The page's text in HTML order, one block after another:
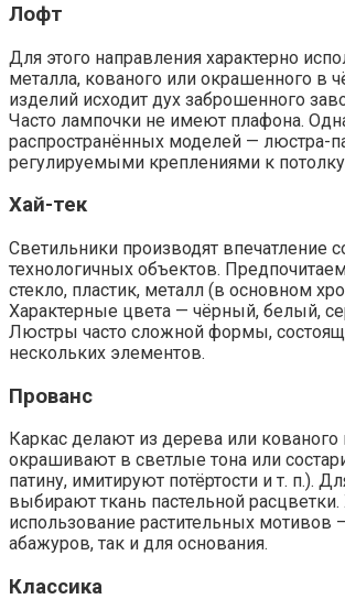
Лофт
Для этого направления характерно
металла, кованого или окрашенного в
изделий исходит дух заброшенного
Часто лампочки не имеют плафона.
распространённых моделей — люстра-
регулируемыми креплениями к
Хай-тек
Светильники производят впечатление
технологичных объектов.
стекло, пластик, металл (в основном
Характерные цвета — чёрный, белый,
Люстры часто сложной формы,
нескольких элементов.
Прованс
Каркас делают из дерева или кованого
окрашивают в светлые тона или
патину, имитируют потёртости и т. п.).
выбирают ткань пастельной расцветки.
использование растительных мотивов
абажуров, так и для основания.
Классика